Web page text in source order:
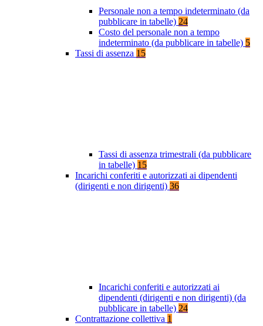
Personale non a tempo indeterminato (da
pubblicare in tabelle) 24
Costo del personale non a tempo
indeterminato (da pubblicare in tabelle) 5
Tassi di assenza 15
Tassi di assenza trimestrali (da pubblicare
in tabelle) 15
Incarichi conferiti e autorizzati ai dipendenti
(dirigenti e non dirigenti) 36
Incarichi conferiti e autorizzati ai
dipendenti (dirigenti e non dirigenti) (da
pubblicare in tabelle) 24
Contrattazione collettiva 1